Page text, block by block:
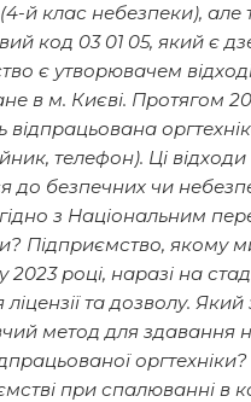
(4-й клас небезпеки), але
код 03 01 05, який є
є утворювачем
в м. Києві. Протягом
відпрацьована
телефон). Ці відходи
до безпечних чи
з Національним
Підприємство, якому
2023 році, наразі на
та дозволу. Який
метод для здавання
оргтехніки?
при спалюванні в